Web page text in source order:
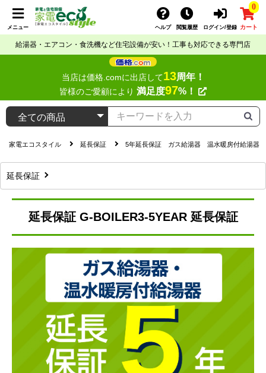
メニュー ヘルプ 閲覧履歴 ログイン/登録
0
カート
給湯器・エアコン・食洗機など住宅設備が安い！工事も対応できる専門店
当店は価格.comに出店して13周年！
皆様のご愛顧により 満足度97%！
家電エコスタイル 延長保証 5年延長保証 ガス給湯器 温水暖房付給湯器
延長保証
延長保証 G-BOILER3-5YEAR 延長保証